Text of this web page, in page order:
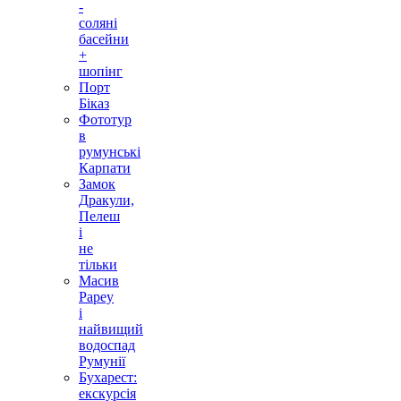
-
соляні
басейни
+
шопінг
Порт
Біказ
Фототур
в
румунські
Карпати
Замок
Дракули,
Пелеш
і
не
тільки
Масив
Рареу
і
найвищий
водоспад
Румунії
Бухарест:
екскурсія